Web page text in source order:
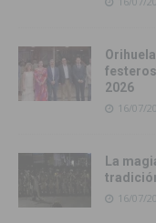
2026
16/07/
La
16/07/